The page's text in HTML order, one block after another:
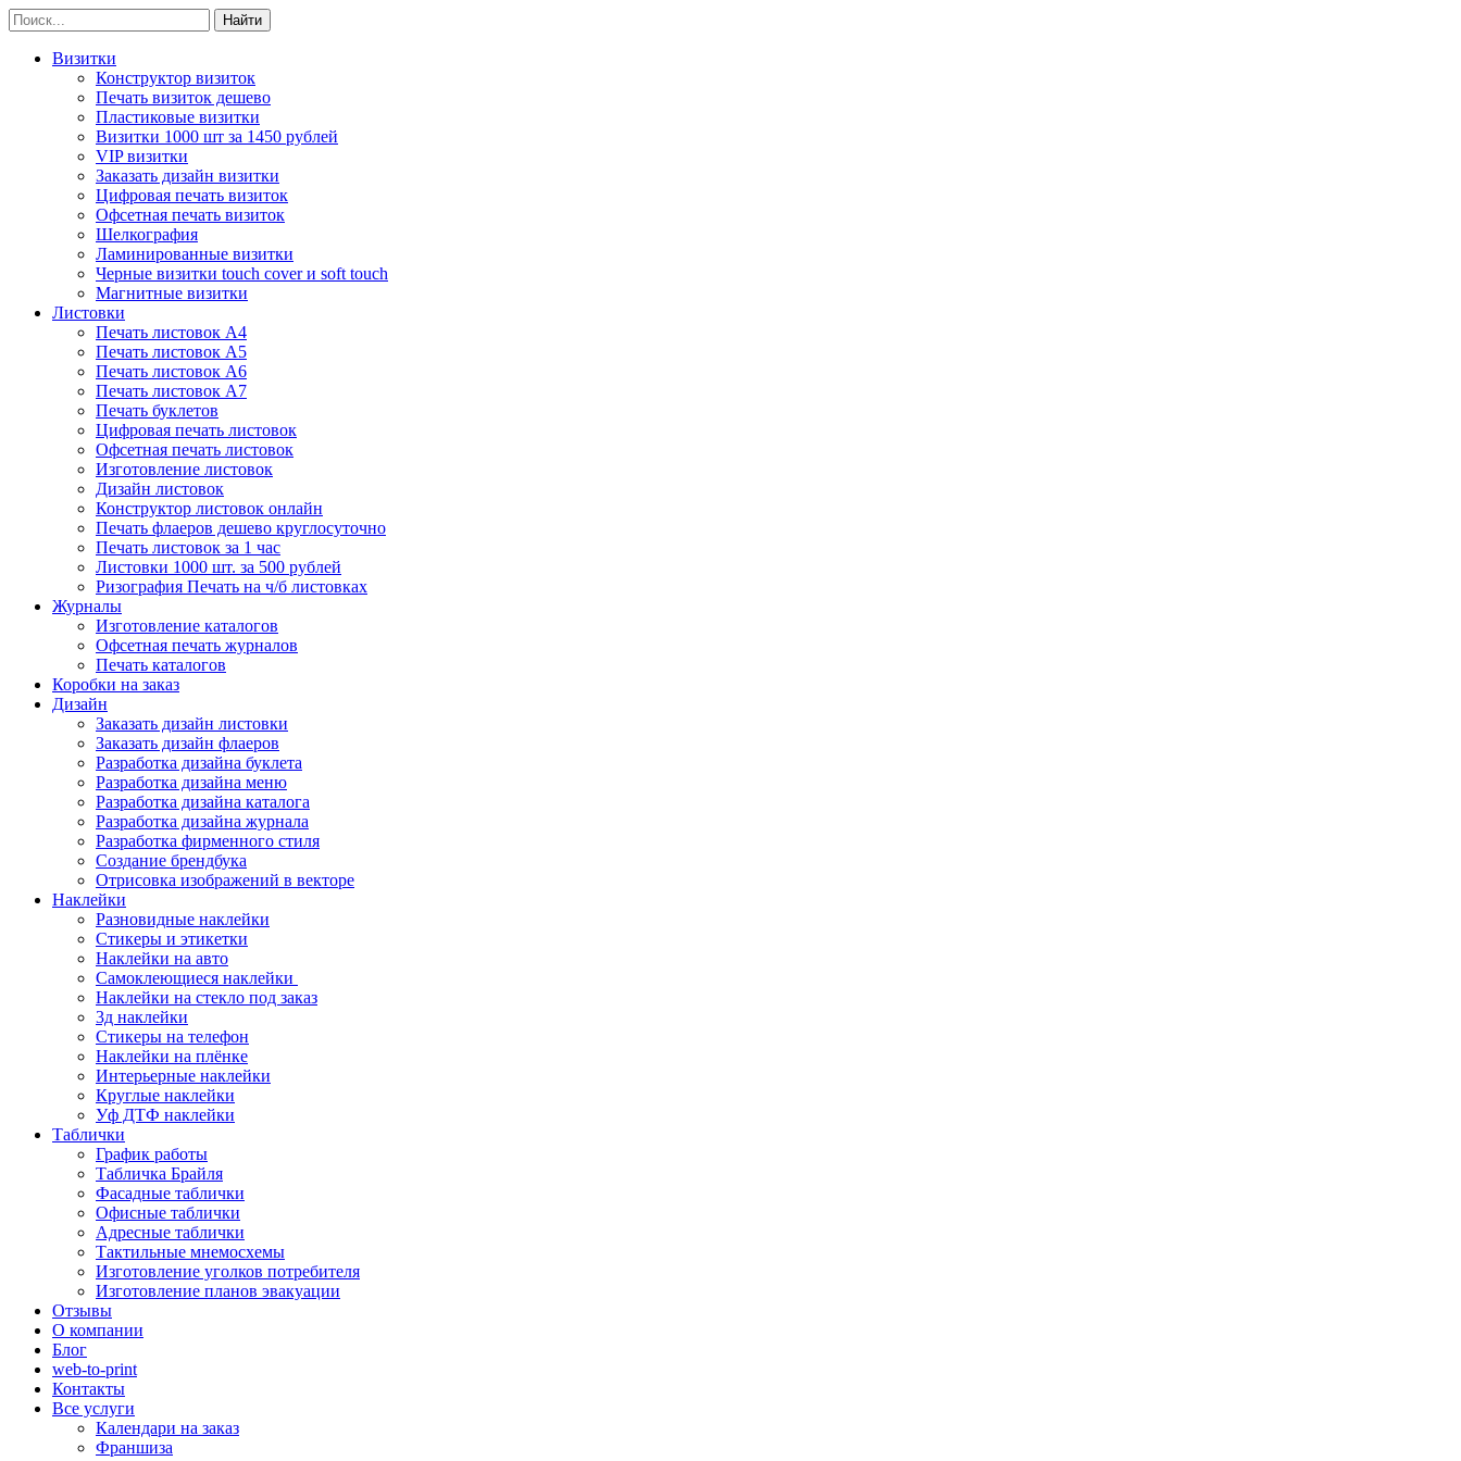
Визитки
Конструктор визиток
Печать визиток дешево
Пластиковые визитки
Визитки 1000 шт за 1450 рублей
VIP визитки
Заказать дизайн визитки
Цифровая печать визиток
Офсетная печать визиток
Шелкография
Ламинированные визитки
Черные визитки touch cover и soft touch
Магнитные визитки
Листовки
Печать листовок А4
Печать листовок А5
Печать листовок А6
Печать листовок А7
Печать буклетов
Цифровая печать листовок
Офсетная печать листовок
Изготовление листовок
Дизайн листовок
Конструктор листовок онлайн
Печать флаеров дешево круглосуточно
Печать листовок за 1 час
Листовки 1000 шт. за 500 рублей
Ризография Печать на ч/б листовках
Журналы
Изготовление каталогов
Офсетная печать журналов
Печать каталогов
Коробки на заказ
Дизайн
Заказать дизайн листовки
Заказать дизайн флаеров
Разработка дизайна буклета
Разработка дизайна меню
Разработка дизайна каталога
Разработка дизайна журнала
Разработка фирменного стиля
Создание брендбука
Отрисовка изображений в векторе
Наклейки
Разновидные наклейки
Стикеры и этикетки
Наклейки на авто
Самоклеющиеся наклейки
Наклейки на стекло под заказ
3д наклейки
Cтикеры на телефон
Наклейки на плёнке
Интерьерные наклейки
Круглые наклейки
Уф ДТФ наклейки
Таблички
График работы
Табличка Брайля
Фасадные таблички
Офисные таблички
Адресные таблички
Тактильные мнемосхемы
Изготовление уголков потребителя
Изготовление планов эвакуации
Отзывы
О компании
Блог
web-to-print
Контакты
Все услуги
Календари на заказ
Франшиза